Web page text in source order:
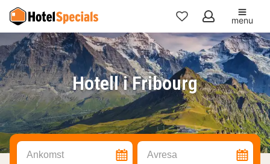
Mina
favoriter
menu
Hotell i Fribourg
Ankomst Avresa